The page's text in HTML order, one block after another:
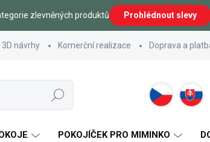
zlevněných produktů Prohlédnout slevy
3D návrhy Komerční realizace Doprava a
Hledat
POKOJÍČEK PRO MIMINKO